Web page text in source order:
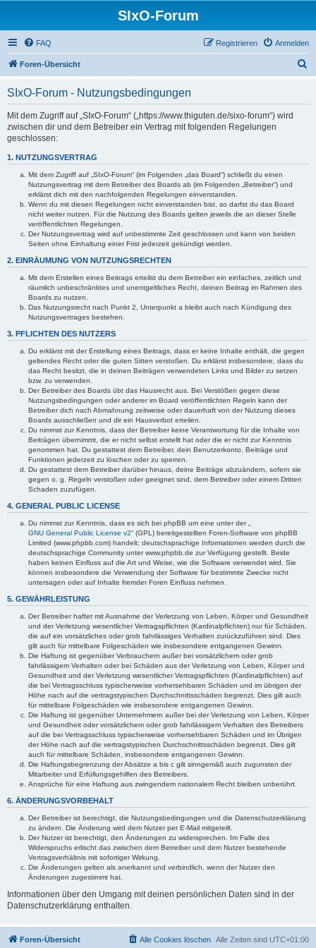
SIxO-Forum
FAQ Anmelden
Registrieren
Foren-Übersicht
SIxO-Forum - Nutzungsbedingungen
Mit dem Zugriff auf „SIxO-Forum“ („https://www.thiguten.de/sixo-forum“) wird
zwischen dir und dem Betreiber ein Vertrag mit folgenden Regelungen
geschlossen:
1. NUTZUNGSVERTRAG
Mit dem Zugriff auf „SIxO-Forum“ (im Folgenden „das Board“) schließt du einen
Nutzungsvertrag mit dem Betreiber des Boards ab (im Folgenden „Betreiber“) und
erklärst dich mit den nachfolgenden Regelungen einverstanden.
Wenn du mit diesen Regelungen nicht einverstanden bist, so darfst du das Board
nicht weiter nutzen. Für die Nutzung des Boards gelten jeweils die an dieser Stelle
veröffentlichten Regelungen.
Der Nutzungsvertrag wird auf unbestimmte Zeit geschlossen und kann von beiden
Seiten ohne Einhaltung einer Frist jederzeit gekündigt werden.
2. EINRÄUMUNG VON NUTZUNGSRECHTEN
Mit dem Erstellen eines Beitrags erteilst du dem Betreiber ein einfaches, zeitlich und
räumlich unbeschränktes und unentgeltliches Recht, deinen Beitrag im Rahmen des
Boards zu nutzen.
Das Nutzungsrecht nach Punkt 2, Unterpunkt a bleibt auch nach Kündigung des
Nutzungsvertrages bestehen.
3. PFLICHTEN DES NUTZERS
Du erklärst mit der Erstellung eines Beitrags, dass er keine Inhalte enthält, die gegen
geltendes Recht oder die guten Sitten verstoßen. Du erklärst insbesondere, dass du
das Recht besitzt, die in deinen Beiträgen verwendeten Links und Bilder zu setzen
bzw. zu verwenden.
Der Betreiber des Boards übt das Hausrecht aus. Bei Verstößen gegen diese
Nutzungsbedingungen oder anderer im Board veröffentlichten Regeln kann der
Betreiber dich nach Abmahnung zeitweise oder dauerhaft von der Nutzung dieses
Boards ausschließen und dir ein Hausverbot erteilen.
Du nimmst zur Kenntnis, dass der Betreiber keine Verantwortung für die Inhalte von
Beiträgen übernimmt, die er nicht selbst erstellt hat oder die er nicht zur Kenntnis
genommen hat. Du gestattest dem Betreiber, dein Benutzerkonto, Beiträge und
Funktionen jederzeit zu löschen oder zu sperren.
Du gestattest dem Betreiber darüber hinaus, deine Beiträge abzuändern, sofern sie
gegen o. g. Regeln verstoßen oder geeignet sind, dem Betreiber oder einem Dritten
Schaden zuzufügen.
4. GENERAL PUBLIC LICENSE
Du nimmst zur Kenntnis, dass es sich bei phpBB um eine unter der „
GNU General Public License v2“ (GPL) bereitgestellten Foren-Software von phpBB
Limited (www.phpbb.com) handelt; deutschsprachige Informationen werden durch die
deutschsprachige Community unter www.phpbb.de zur Verfügung gestellt. Beide
haben keinen Einfluss auf die Art und Weise, wie die Software verwendet wird. Sie
können insbesondere die Verwendung der Software für bestimmte Zwecke nicht
untersagen oder auf Inhalte fremder Foren Einfluss nehmen.
5. GEWÄHRLEISTUNG
Der Betreiber haftet mit Ausnahme der Verletzung von Leben, Körper und Gesundheit
und der Verletzung wesentlicher Vertragspflichten (Kardinalpflichten) nur für Schäden,
die auf ein vorsätzliches oder grob fahrlässiges Verhalten zurückzuführen sind. Dies
gilt auch für mittelbare Folgeschäden wie insbesondere entgangenen Gewinn.
Die Haftung ist gegenüber Verbrauchern außer bei vorsätzlichem oder grob
fahrlässigem Verhalten oder bei Schäden aus der Verletzung von Leben, Körper und
Gesundheit und der Verletzung wesentlicher Vertragspflichten (Kardinalpflichten) auf
die bei Vertragsschluss typischerweise vorhersehbaren Schäden und im übrigen der
Höhe nach auf die vertragstypischen Durchschnittsschäden begrenzt. Dies gilt auch
für mittelbare Folgeschäden wie insbesondere entgangenen Gewinn.
Die Haftung ist gegenüber Unternehmern außer bei der Verletzung von Leben, Körper
und Gesundheit oder vorsätzlichem oder grob fahrlässigem Verhalten des Betreibers
auf die bei Vertragsschluss typischerweise vorhersehbaren Schäden und im Übrigen
der Höhe nach auf die vertragstypischen Durchschnittsschäden begrenzt. Dies gilt
auch für mittelbare Schäden, insbesondere entgangenen Gewinn.
Die Haftungsbegrenzung der Absätze a bis c gilt sinngemäß auch zugunsten der
Mitarbeiter und Erfüllungsgehilfen des Betreibers.
Ansprüche für eine Haftung aus zwingendem nationalem Recht bleiben unberührt.
6. ÄNDERUNGSVORBEHALT
Der Betreiber ist berechtigt, die Nutzungsbedingungen und die Datenschutzerklärung
zu ändern. Die Änderung wird dem Nutzer per E-Mail mitgeteilt.
Der Nutzer ist berechtigt, den Änderungen zu widersprechen. Im Falle des
Widerspruchs erlischt das zwischen dem Betreiber und dem Nutzer bestehende
Vertragsverhältnis mit sofortiger Wirkung.
Die Änderungen gelten als anerkannt und verbindlich, wenn der Nutzer den
Änderungen zugestimmt hat.
Informationen über den Umgang mit deinen persönlichen Daten sind in der
Datenschutzerklärung enthalten.
Foren-Übersicht Alle Zeiten sind UTC+01:00
Alle Cookies löschen